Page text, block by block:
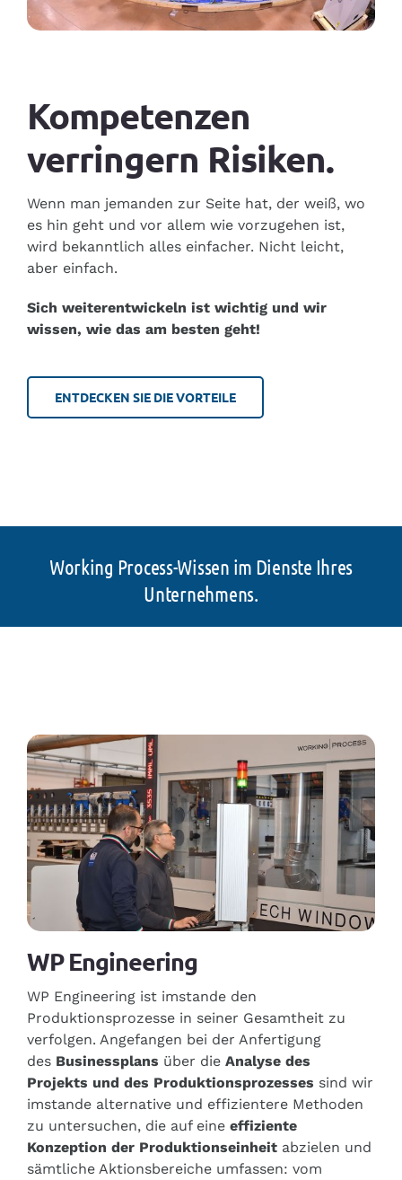
Garantiert gebraucht
Partners
Kontakte
Italiano
Deutsch
Français
Kompetenzen
verringern Risiken.
Wenn man jemanden zur Seite hat, der weiß, wo
es hin geht und vor allem wie vorzugehen ist,
wird bekanntlich alles einfacher. Nicht leicht,
aber einfach.
Sich weiterentwickeln ist wichtig und wir
wissen, wie das am besten geht!
ENTDECKEN SIE DIE VORTEILE
Working Process-Wissen im Dienste Ihres
Unternehmens.
WP Engineering
WP Engineering ist imstande den
Produktionsprozesse in seiner Gesamtheit zu
verfolgen. Angefangen bei der Anfertigung
des Businessplans über die Analyse des
Projekts und des Produktionsprozesses sind wir
imstande alternative und effizientere Methoden
zu untersuchen, die auf eine effiziente
Konzeption der Produktionseinheit abzielen und
sämtliche Aktionsbereiche umfassen: vom